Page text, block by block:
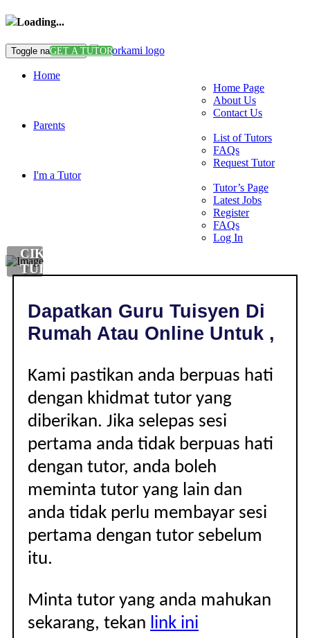
Loading...
Toggle navigationGET A TUTOR
Home
Home Page
About Us
Contact Us
Parents
List of Tutors
FAQs
Request Tutor
I'm a Tutor
Tutor’s Page
Latest Jobs
Register
FAQs
Log In
CIKGU
TUISYEN
Dapatkan Guru Tuisyen Di
Rumah Atau Online Untuk ,
Kami pastikan anda berpuas hati
dengan khidmat tutor yang
diberikan. Jika selepas sesi
pertama anda tidak berpuas hati
dengan tutor, anda boleh
meminta tutor yang lain dan
anda tidak perlu membayar sesi
pertama dengan tutor sebelum
itu.
Minta tutor yang anda mahukan
sekarang, tekan link ini